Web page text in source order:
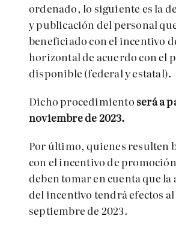
ordenado, lo siguiente es la
y publicación del personal
beneficiado con el incentivo
horizontal de acuerdo con el
disponible (federal y estatal).
Dicho procedimientoserá a
noviembre de 2023.
Por último, quienes resulten
con el incentivo de
deben tomar en cuenta que la
del incentivo tendrá efectos al
septiembre de 2023.